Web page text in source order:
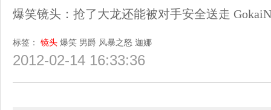
爆笑镜头：抢了大龙还能被对手安全送走
标签： 镜头 爆笑 男爵 风暴之怒 迦娜
2012-02-14 16:33:36